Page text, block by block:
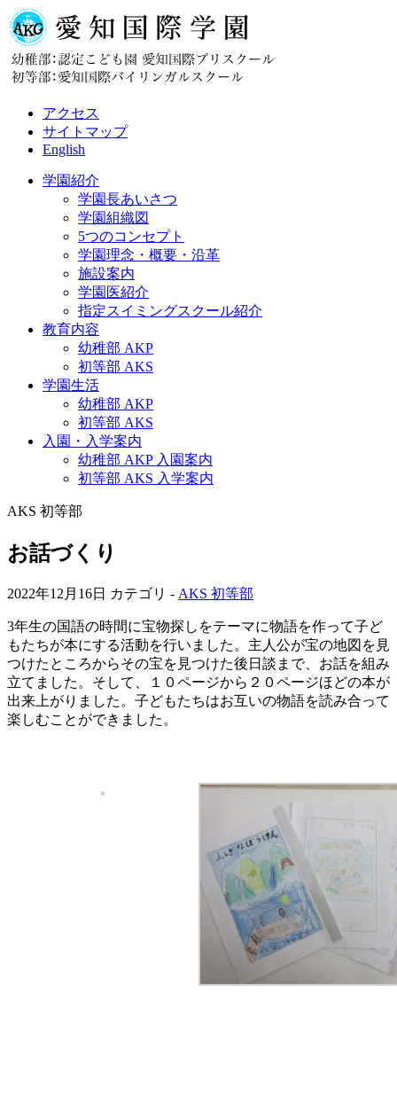
アクセス
サイトマップ
English
学園紹介
学園長あいさつ
学園組織図
5つのコンセプト
学園理念・概要・沿革
施設案内
学園医紹介
指定スイミングスクール紹介
教育内容
幼稚部 AKP
初等部 AKS
学園生活
幼稚部 AKP
初等部 AKS
入園・入学案内
幼稚部 AKP 入園案内
初等部 AKS 入学案内
AKS 初等部
お話づくり
2022年12月16日 カテゴリ - AKS 初等部
3年生の国語の時間に宝物探しをテーマに物語を作って子ど
もたちが本にする活動を行いました。主人公が宝の地図を見
つけたところからその宝を見つけた後日談まで、お話を組み
立てました。そして、１０ページから２０ページほどの本が
出来上がりました。子どもたちはお互いの物語を読み合って
楽しむことができました。